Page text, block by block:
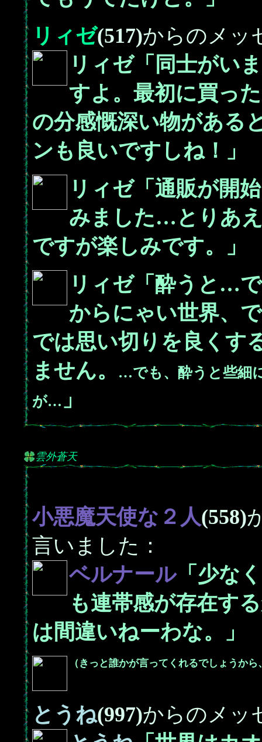
リィゼ(517)からのメッ
リィゼ「同士がい
すよ。最初に買っ
の分感慨深い物がある
ンも良いですしね！」
リィゼ「通販が開
みました…とりあ
ですが楽しみです。」
リィゼ「酔うと…
からにゃい世界、
では思い切りを良くす
ません。
…でも、酔うと些細
が… 」
雲外蒼天
小悪魔天使な２人(558)
言いました：
ベルナール「少な
も連帯感が存在す
は間違いねーわな。」
（きっと誰かが言ってくれるでしょうか
とうね(997)からのメッ